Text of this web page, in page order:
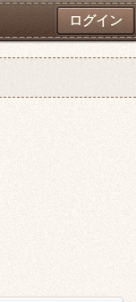
ログイン